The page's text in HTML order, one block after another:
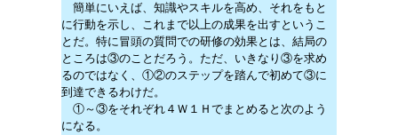
簡単にいえば、知識やスキルを高め、それをもと
に行動を示し、これまで以上の成果を出すというこ
とだ。特に冒頭の質問での研修の効果とは、結局の
ところは③のことだろう。ただ、いきなり③を求め
るのではなく、①②のステップを踏んで初めて③に
到達できるわけだ。
①～③をそれぞれ４Ｗ１Ｈでまとめると次のよう
になる。